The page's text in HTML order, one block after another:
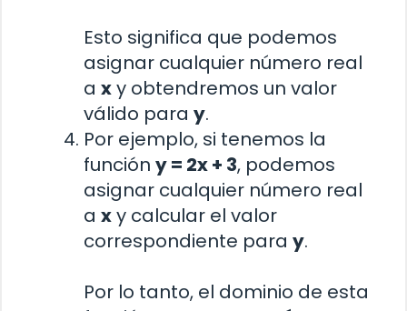
Esto significa que podemos
asignar cualquier número real
a xy obtendremos un valor
válido para y.
Por ejemplo, si tenemos la
función y = 2x + 3, podemos
asignar cualquier número real
a xy calcular el valor
correspondiente para y.
Por lo tanto, el dominio de esta